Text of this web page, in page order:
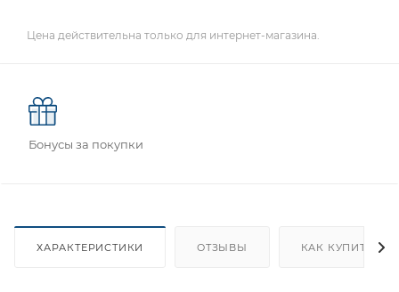
Цена действительна только для интернет-магазина.
Бонусы за покупки
ХАРАКТЕРИСТИКИ ОТЗЫВЫ КАК КУПИТЬ